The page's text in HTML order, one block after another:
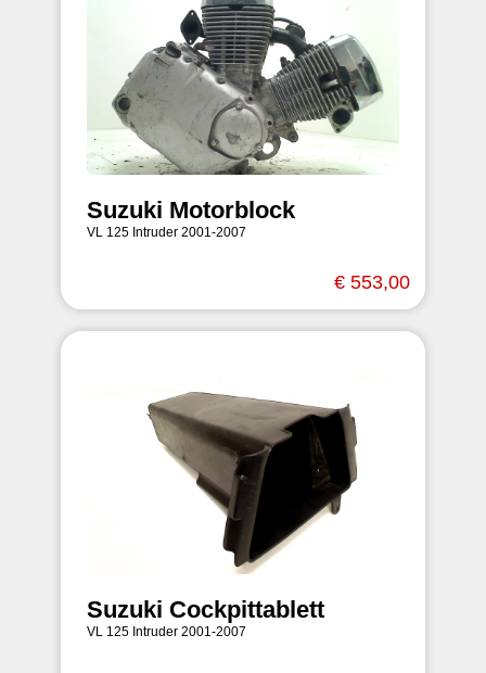
Suzuki Motorblock
VL 125 Intruder 2001-2007
€ 553,00
Suzuki Cockpittablett
VL 125 Intruder 2001-2007